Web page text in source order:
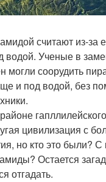
считают из-за
водой. Ученые в
могли соорудить
и под водой, без
цивилизация с
но кто это были? С
Остается
отгадать.